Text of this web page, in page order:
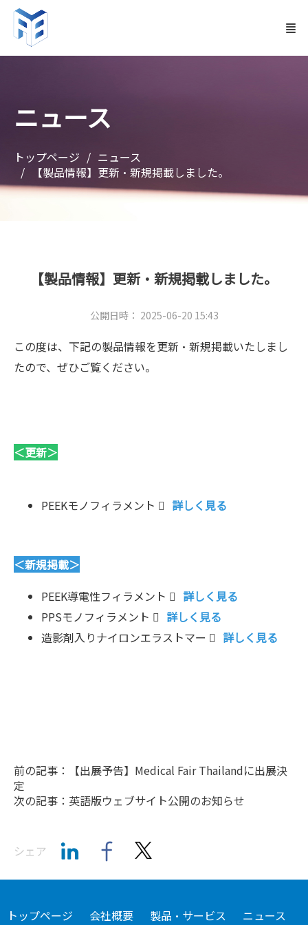
ニュース
トップページ
ニュース
【製品情報】更新・新規掲載しました。
【製品情報】更新・新規掲載しました。
公開日時： 2025-06-20 15:43
この度は、下記の製品情報を更新・新規掲載いたしまし
たので、ぜひご覧ください。
＜更新＞
PEEKモノフィラメント 詳しく見る
＜新規掲載＞
PEEK導電性フィラメント
詳しく見る
PPSモノフィラメント
詳しく見る
造影剤入りナイロンエラストマー
詳しく見る
前の記事：【出展予告】Medical Fair Thailandに出展決
定
次の記事：英語版ウェブサイト公開のお知らせ
シェア
トップページ 会社概要 製品・サービス ニュース